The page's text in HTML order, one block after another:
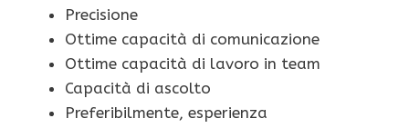
Precisione
Ottime capacità di comunicazione
Ottime capacità di lavoro in team
Capacità di ascolto
Preferibilmente, esperienza